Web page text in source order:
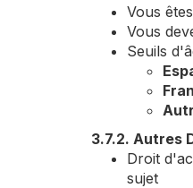
Vous
Vous
Seuils
3.7.2. Autres
Droit
sujet